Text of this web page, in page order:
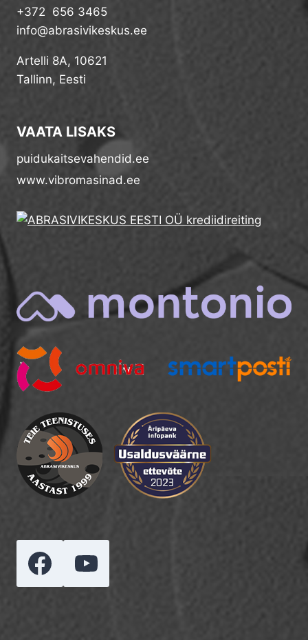
+372 656 3465
info@abrasivikeskus.ee
Artelli 8A, 10621
Tallinn, Eesti
VAATA LISAKS
puidukaitsevahendid.ee
www.vibromasinad.ee